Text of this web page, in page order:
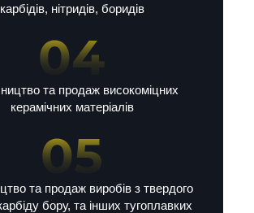
карбідів, нітридів, боридів
та продаж високоміцних
керамічних матеріалів
та продаж виробів з твердого
бору, та інших тугоплавких